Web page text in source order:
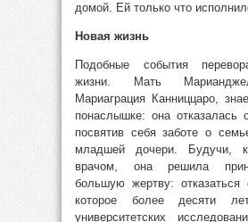
домой. Ей только что
Новая жизнь
Подобные события
жизни. Мать
Мариаграция Канниццаро,
понаслышке: она отказалась
посвятив себя заботе о
младшей дочери. Будучи,
врачом, она решила
большую жертву: отказаться
которое более десяти
университетских